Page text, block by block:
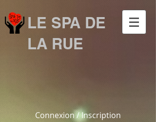
LE SPA DE
LA RUE
Connexion / Inscription